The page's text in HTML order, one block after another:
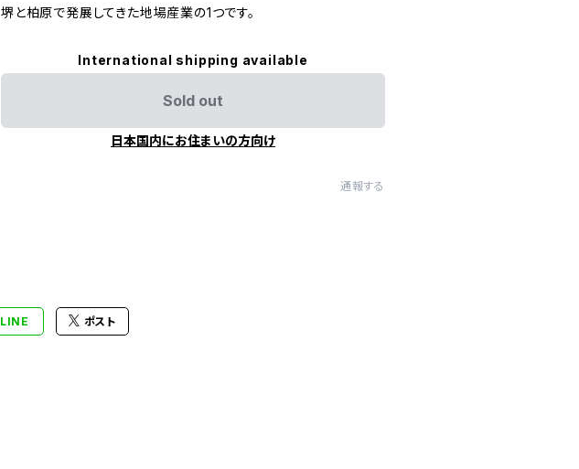
堺と柏原で発展してきた地場産業の1つです。
International shipping available
Sold out
日本国内にお住まいの方向け
通報する
LINE ポスト